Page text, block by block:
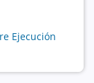
Ejecución